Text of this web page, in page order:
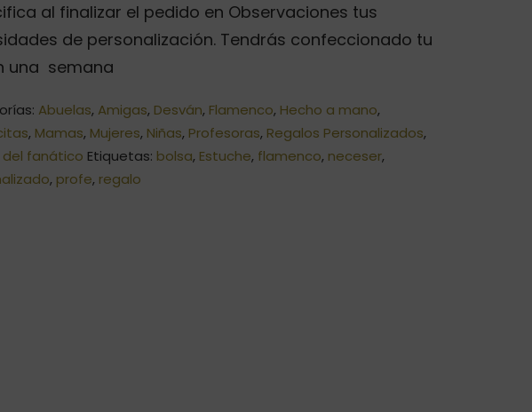
al finalizar el pedido en Observaciones tus
de personalización. Tendrás confeccionado tu
una semana
Abuelas, Amigas, Desván, Flamenco, Hecho a mano,
, Mamas, Mujeres, Niñas, Profesoras, Regalos Personalizados,
del fanático Etiquetas: bolsa, Estuche, flamenco, neceser,
, profe, regalo